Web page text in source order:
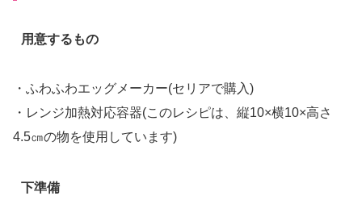
用意するもの
・ふわふわエッグメーカー(セリアで購入)
・レンジ加熱対応容器(このレシピは、縦10×横10×高さ
4.5㎝の物を使用しています)
下準備